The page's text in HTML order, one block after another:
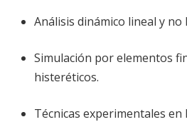
Análisis dinámico lineal y no
Simulación por elementos
histeréticos.
Técnicas experimentales